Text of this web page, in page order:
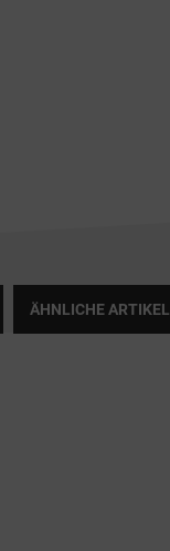
ÄHNLICHE ARTIKEL